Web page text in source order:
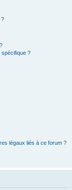
?
spécifique ?
légaux liés à ce forum ?